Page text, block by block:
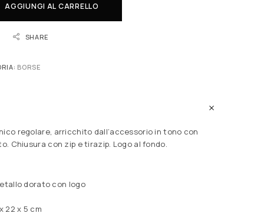
AGGIUNGI AL CARRELLO
SHARE
BORSE
regolare, arricchito dall’accessorio in tono con
Chiusura con zip e tirazip. Logo al fondo.
dorato con logo
22 x 5 cm